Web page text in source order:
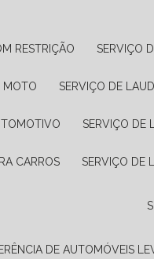
RESTRIÇÃO SERVIÇO
MOTO SERVIÇO DE
SERVIÇO
CARROS SERVIÇO
DE AUTOMÓVEIS